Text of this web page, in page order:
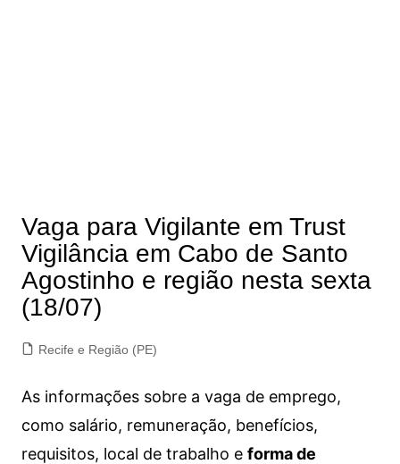
Vaga para Vigilante em Trust
Vigilância em Cabo de Santo
Agostinho e região nesta sexta
(18/07)
Recife e Região (PE)
As informações sobre a vaga de emprego,
como salário, remuneração, benefícios,
requisitos, local de trabalho e forma de